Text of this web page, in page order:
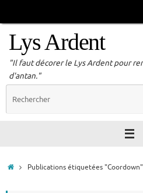
Lys Ardent
"Il faut décorer le Lys Ardent pour
d'antan."
AccueilPublications étiquetées "Coordown"